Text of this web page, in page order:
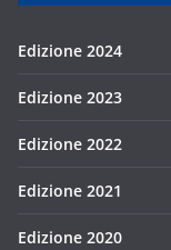
Edizione 2024
Edizione 2023
Edizione 2022
Edizione 2021
Edizione 2020